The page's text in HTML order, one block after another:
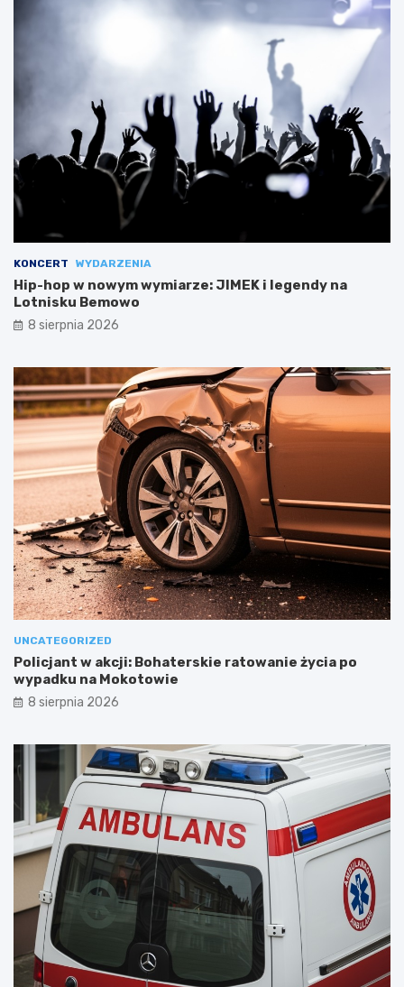
KONCERT WYDARZENIA
Hip-hop w nowym wymiarze: JIMEK i legendy na
Lotnisku Bemowo
8 sierpnia 2026
UNCATEGORIZED
Policjant w akcji: Bohaterskie ratowanie życia po
wypadku na Mokotowie
8 sierpnia 2026